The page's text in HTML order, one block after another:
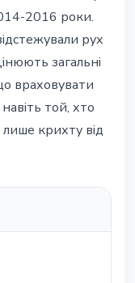
2016 роки.
рух
загальні
враховувати
той, хто
крихту від